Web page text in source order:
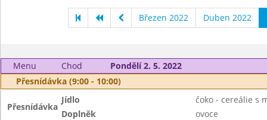
Březen 2022 Duben 2022
Menu Chod
Pondělí 2. 5. 2022
Přesnídávka (9:00 - 10:00)
Přesnídávka
Jídlo
čoko - cereálie s
Doplněk
ovoce